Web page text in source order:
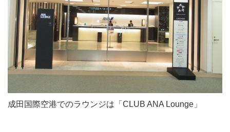
成田国際空港でのラウンジは「CLUB ANA Lounge」